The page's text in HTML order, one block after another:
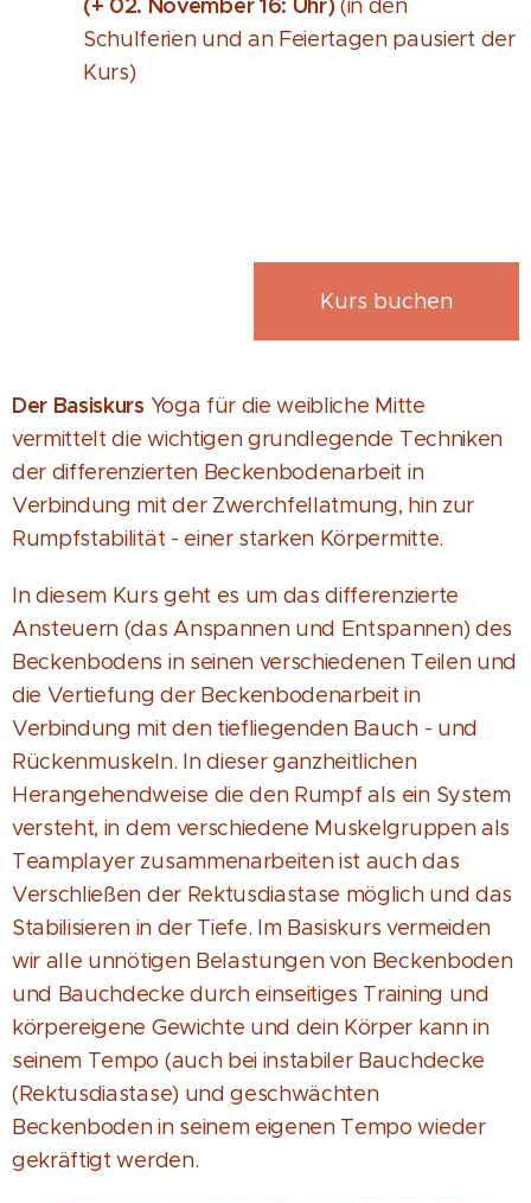
(in den
Schulferien und an Feiertagen pausiert der
Kurs)
Kurs buchen
Der Basiskurs Yoga für die weibliche Mitte
vermittelt die wichtigen grundlegende Techniken
der differenzierten Beckenbodenarbeit in
Verbindung mit der Zwerchfellatmung, hin zur
Rumpfstabilität - einer starken Körpermitte.
In diesem Kurs geht es um das differenzierte
Ansteuern (das Anspannen und Entspannen) des
Beckenbodens in seinen verschiedenen Teilen und
die Vertiefung der Beckenbodenarbeit in
Verbindung mit den tiefliegenden Bauch - und
Rückenmuskeln. In dieser ganzheitlichen
Herangehendweise die den Rumpf als ein System
versteht, in dem verschiedene Muskelgruppen als
Teamplayer zusammenarbeiten ist auch das
Verschließen der Rektusdiastase möglich und das
Stabilisieren in der Tiefe. Im Basiskurs vermeiden
wir alle unnötigen Belastungen von Beckenboden
und Bauchdecke durch einseitiges Training und
körpereigene Gewichte und dein Körper kann in
seinem Tempo (auch bei instabiler Bauchdecke
(Rektusdiastase) und geschwächten
Beckenboden in seinem eigenen Tempo wieder
gekräftigt werden.